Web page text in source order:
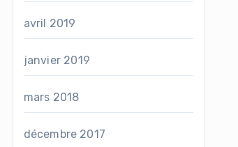
avril 2019
janvier 2019
mars 2018
décembre 2017